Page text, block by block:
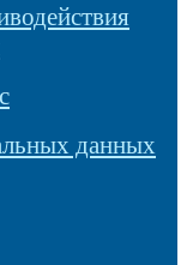
данных